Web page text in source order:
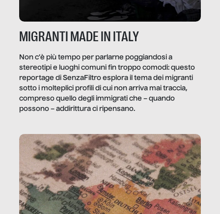
MIGRANTI MADE IN ITALY
Non c’è più tempo per parlarne poggiandosi a
stereotipi e luoghi comuni fin troppo comodi: questo
reportage di SenzaFiltro esplora il tema dei migranti
sotto i molteplici profili di cui non arriva mai traccia,
compreso quello degli immigrati che – quando
possono – addirittura ci ripensano.